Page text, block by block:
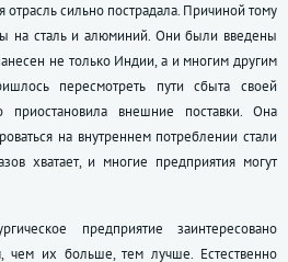
отрасль сильно пострадала. Причиной тому
на сталь и алюминий. Они были введены
не только Индии, а и многим другим
пересмотреть пути сбыта своей
приостановила внешние поставки. Она
на внутреннем потреблении стали
хватает, и многие предприятия могут
предприятие заинтересовано
чем их больше, тем лучше. Естественно